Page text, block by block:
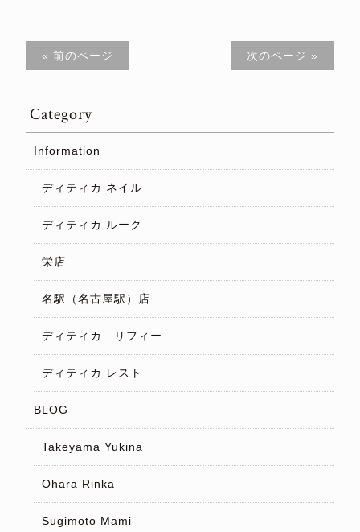
« 前のページ 次のページ »
Category
Information
ディティカ ネイル
ディティカ ルーク
栄店
名駅（名古屋駅）店
ディティカ リフィー
ディティカ レスト
BLOG
Takeyama Yukina
Ohara Rinka
Sugimoto Mami